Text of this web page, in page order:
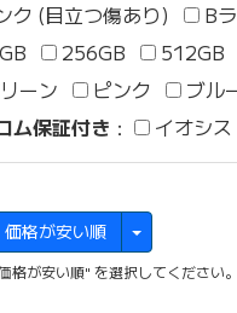
ク (目立つ傷あり) B
256GB
512GB
ーン ピンク ブル
ム保証付き ： イオシス
価格が安い順
格が安い順" を選択してください。